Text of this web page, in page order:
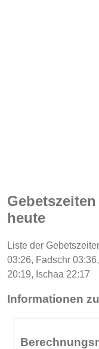
heute
Liste der
03:26, Fadschr
20:19, Ischaa 22:17
Informationen